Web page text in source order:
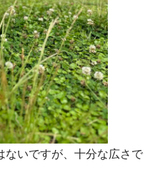
ないですが、十分な広さで